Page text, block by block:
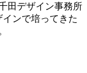
田デザイン事務所
ンで培ってきた